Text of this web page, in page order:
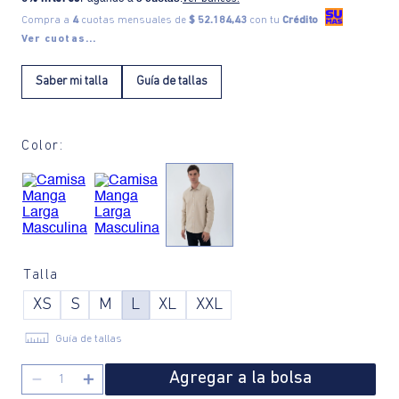
Compra a 4cuotas mensuales de $ 52.184,43 con tu Crédito
Ver cuotas...
Saber mi talla Guía de tallas
Color:
Talla
XS S M L XL XXL
Guía de tallas
＋
－ Agregar a la bolsa